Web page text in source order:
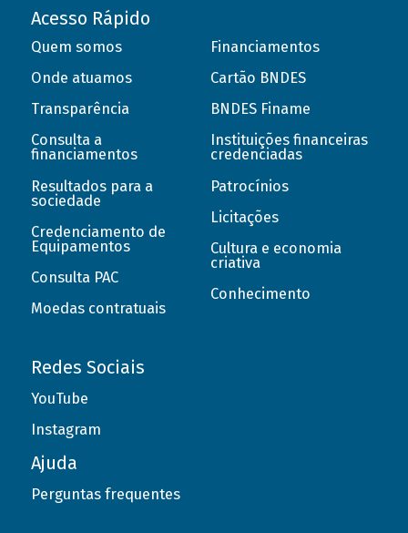
Acesso Rápido
Quem somos
Onde atuamos
Transparência
Consulta a
financiamentos
Resultados para a
sociedade
Credenciamento de
Equipamentos
Consulta PAC
Moedas contratuais
Financiamentos
Cartão BNDES
BNDES Finame
Instituições financeiras
credenciadas
Patrocínios
Licitações
Cultura e economia
criativa
Conhecimento
Redes Sociais
YouTube
Instagram
Ajuda
Perguntas frequentes